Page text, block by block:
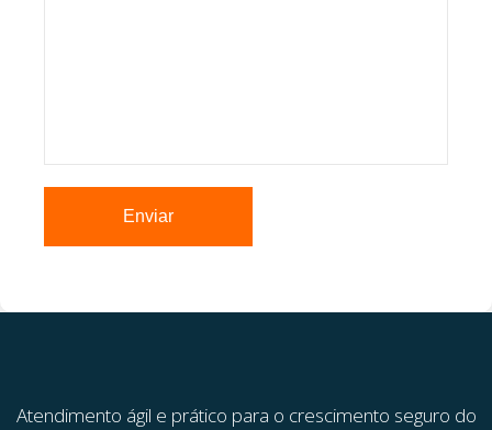
Atendimento ágil e prático para o crescimento seguro do